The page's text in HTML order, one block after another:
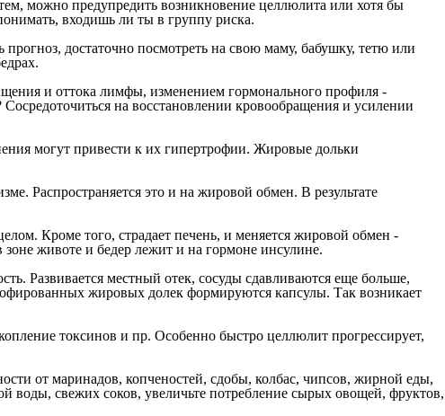
можно предупредить возникновение целлюлита или хотя бы
входишь ли ты в группу риска.
достаточно посмотреть на свою маму, бабушку, тетю или
и оттока лимфы, изменением гормонального профиля -
на восстановлении кровообращения и усилении
могут привести к их гипертрофии. Жировые дольки
Распространяется это и на жировой обмен. В результате
Кроме того, страдает печень, и меняется жировой обмен -
животе и бедер лежит и на гормоне инсулине.
Развивается местный отек, сосуды сдавливаются еще больше,
жировых долек формируются капсулы. Так возникает
токсинов и пр. Особенно быстро целлюлит прогрессирует,
от маринадов, копченостей, сдобы, колбас, чипсов, жирной еды,
воды, свежих соков, увеличьте потребление сырых овощей, фруктов,